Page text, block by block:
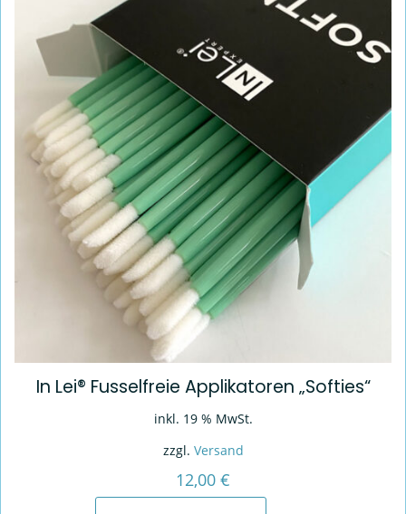
In Lei® Fusselfreie Applikatoren „Softies“
inkl. 19 % MwSt.
zzgl. Versand
12,00 €